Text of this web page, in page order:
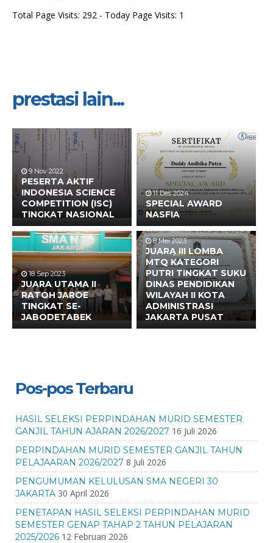
Total Page Visits: 292 - Today Page Visits: 1
prestasi lain...
9 Nov 2022
PESERTA AKTIF
INDONESIA SCIENCE
COMPETITION (ISC)
TINGKAT NASIONAL
11 Des 2024
SPECIAL AWARD
NASFIA
18 Sep 2023
JUARA UTAMA II
RATOH JAROE
TINGKAT SE-
JABODETABEK
8 Mei 2023
JUARA III LOMBA
MTQ KATEGORI
PUTRI TINGKAT SUKU
DINAS PENDIDIKAN
WILAYAH II KOTA
ADMINISTRASI
JAKARTA PUSAT
Pos-pos Terbaru
HASIL SELEKSI PERPINDAHAN MURID SEMESTER
GANJIL TAHUN AJARAN 2026/2027 16 Juli 2026
PERPINDAHAN MURID SEMESTER GANJIL TAHUN
PELAJAARAN 2026/2027 8 Juli 2026
PENGUMUMAN KELULUSAN SMA NEGERI 30
JAKARTA 30 April 2026
PENETAPAN HASIL SELEKSI PERPINDAHAN MURID
SEMESTER GENAP TAHAP 2 TAHUN PELAJARAN
2025/2026 12 Februari 2026